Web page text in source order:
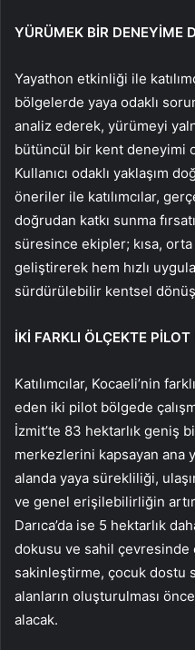
YÜRÜMEK BİR DENEYİME
Yayathon etkinliği ile
bölgelerde yaya odaklı
analiz ederek, yürümeyi
bütüncül bir kent deneyimi
Kullanıcı odaklı yaklaşım
öneriler ile katılımcılar,
doğrudan katkı sunma
süresince ekipler; kısa,
geliştirerek hem hızlı
sürdürülebilir kentsel
İKİ FARKLI ÖLÇEKTE
Katılımcılar, Kocaeli’nin
eden iki pilot bölgede
İzmit’te 83 hektarlık geniş
merkezlerini kapsayan ana
alanda yaya sürekliliği,
ve genel erişilebilirliğin
Darıca’da ise 5 hektarlık
dokusu ve sahil çevresinde
sakinleştirme, çocuk dostu
alanların oluşturulması
alacak.